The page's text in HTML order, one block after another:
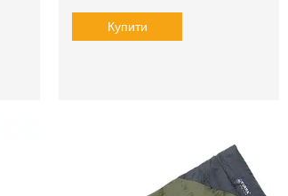
Купити